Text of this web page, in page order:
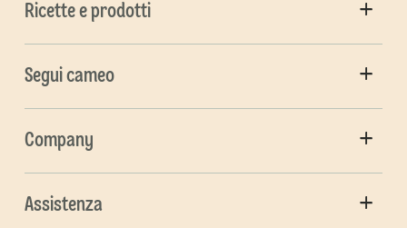
Ricette e prodotti
Segui cameo
Company
Assistenza